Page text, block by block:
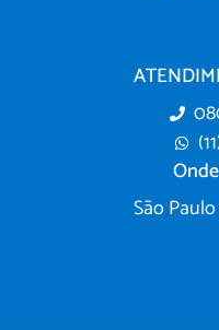
São